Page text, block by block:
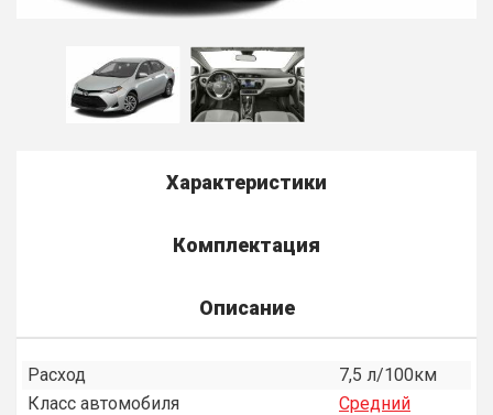
Характеристики
Комплектация
Описание
Расход
7,5 л/100км
Класс автомобиля
Средний